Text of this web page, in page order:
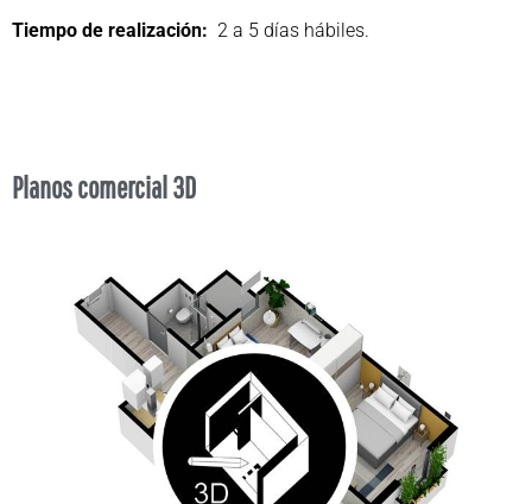
Tiempo de realización: 2 a 5 días hábiles.
Planos comercial 3D